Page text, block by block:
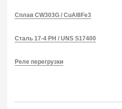
Сплав CW303G / CuAl8Fe3
Сталь 17-4 PH / UNS S17400
Реле перегрузки